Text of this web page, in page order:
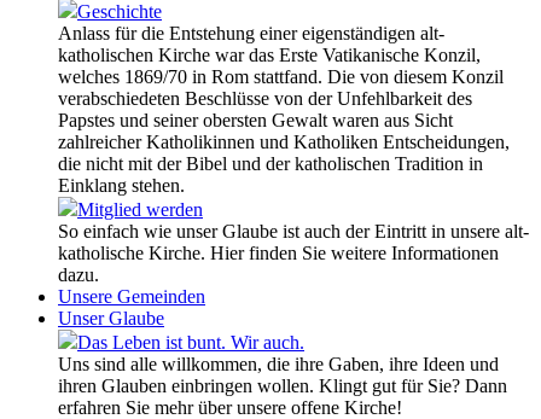
Geschichte
Anlass für die Entstehung einer eigenständigen alt-
katholischen Kirche war das Erste Vatikanische Konzil,
welches 1869/70 in Rom stattfand. Die von diesem Konzil
verabschiedeten Beschlüsse von der Unfehlbarkeit des
Papstes und seiner obersten Gewalt waren aus Sicht
zahlreicher Katholikinnen und Katholiken Entscheidungen,
die nicht mit der Bibel und der katholischen Tradition in
Einklang stehen.
Mitglied werden
So einfach wie unser Glaube ist auch der Eintritt in unsere alt-
katholische Kirche. Hier finden Sie weitere Informationen
dazu.
Unsere Gemeinden
Unser Glaube
Das Leben ist bunt. Wir auch.
Uns sind alle willkommen, die ihre Gaben, ihre Ideen und
ihren Glauben einbringen wollen. Klingt gut für Sie? Dann
erfahren Sie mehr über unsere offene Kirche!